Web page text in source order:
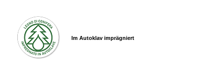
Im Autoklav imprägniert